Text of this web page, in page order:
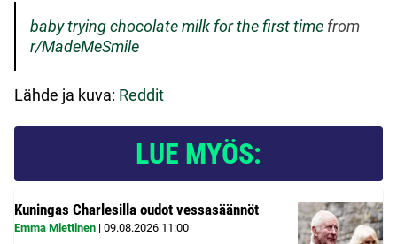
baby trying chocolate milk for the first time from
r/MadeMeSmile
Lähde ja kuva: Reddit
LUE MYÖS:
Kuningas Charlesilla oudot vessasäännöt
Emma Miettinen | 09.08.2026 11:00